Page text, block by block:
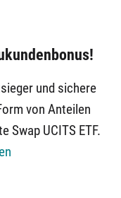
und sichere
von Anteilen
Swap UCITS ETF.